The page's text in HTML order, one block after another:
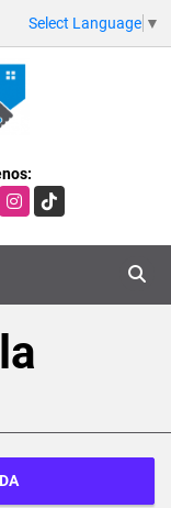
Select Language ▼
Instagram
TikTok